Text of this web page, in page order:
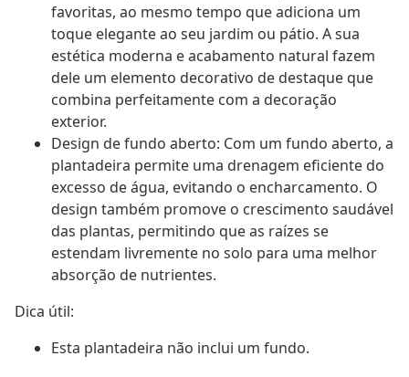
favoritas, ao mesmo tempo que adiciona um
toque elegante ao seu jardim ou pátio. A sua
estética moderna e acabamento natural fazem
dele um elemento decorativo de destaque que
combina perfeitamente com a decoração
exterior.
Design de fundo aberto: Com um fundo aberto, a
plantadeira permite uma drenagem eficiente do
excesso de água, evitando o encharcamento. O
design também promove o crescimento saudável
das plantas, permitindo que as raízes se
estendam livremente no solo para uma melhor
absorção de nutrientes.
Dica útil:
Esta plantadeira não inclui um fundo.